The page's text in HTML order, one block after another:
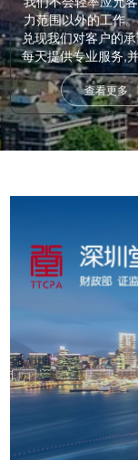
力范围以外的工作
兑现我们对客户的
每天提供专业服务,
他们的意见,付诸
查看更多